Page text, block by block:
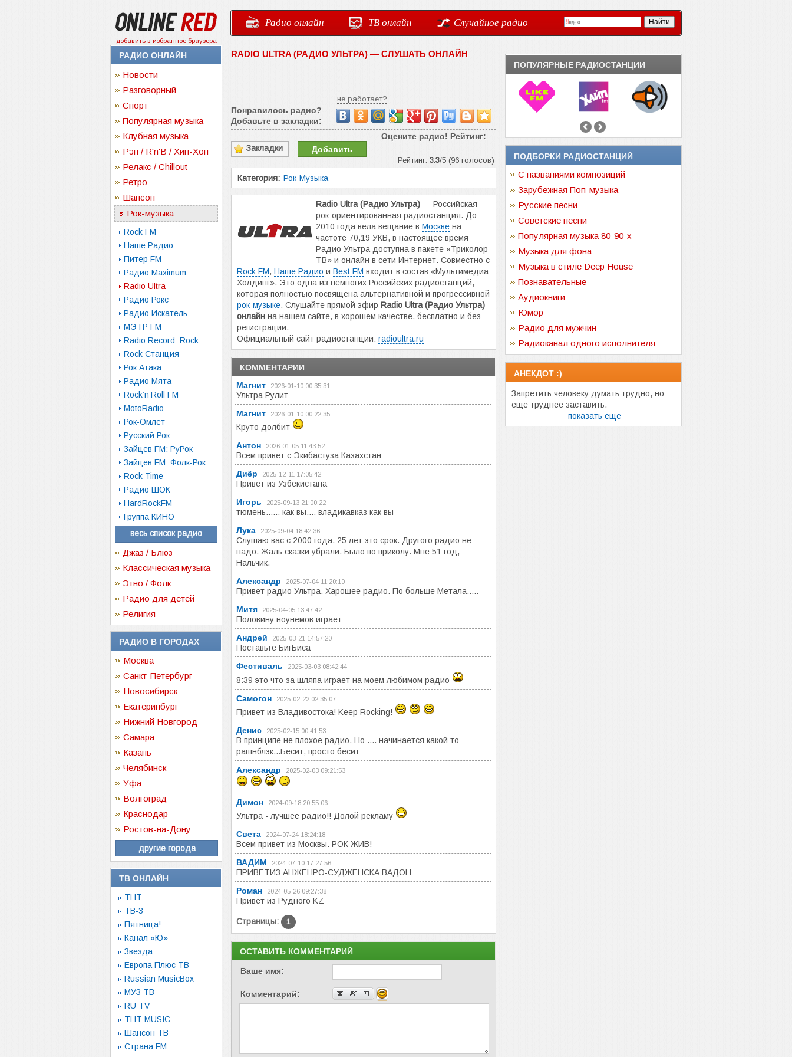
добавить в избранное браузера
Радио онлайн ТВ онлайн Случайное радио
РАДИО ОНЛАЙН
Новости
Разговорный
Спорт
Популярная музыка
Клубная музыка
Рэп / R'n'B / Хип-Хоп
Релакс / Chillout
Ретро
Шансон
Рок-музыка
Rock FM
Наше Радио
Питер FM
Радио Maximum
Radio Ultra
Радио Рокс
Радио Искатель
МЭТР FM
Radio Record: Rock
Rock Станция
Рок Атака
Радио Мята
Rock’n’Roll FM
MotoRadio
Рок-Омлет
Русский Рок
Зайцев FM: РуРок
Зайцев FM: Фолк-Рок
Rock Time
Радио ШОК
HardRockFM
Группа КИНО
весь список радио
Джаз / Блюз
Классическая музыка
Этно / Фолк
Радио для детей
Религия
РАДИО В ГОРОДАХ
Москва
Санкт-Петербург
Новосибирск
Екатеринбург
Нижний Новгород
Самара
Казань
Челябинск
Уфа
Волгоград
Краснодар
Ростов-на-Дону
другие города
ТВ ОНЛАЙН
ТНТ
ТВ-3
Пятница!
Канал «Ю»
Звезда
Европа Плюс ТВ
Russian MusicBox
МУЗ ТВ
RU TV
ТНТ MUSIC
Шансон ТВ
Страна FM
RADIO ULTRA (РАДИО УЛЬТРА) — СЛУШАТЬ ОНЛАЙН
не работает?
Понравилось радио?
Добавьте в закладки:
Оцените радио! Рейтинг:
Рейтинг: 3.3/5 (96 голосов)
Закладки Добавить
Категория: Рок-Музыка
Radio Ultra (Радио Ультра) — Российская
рок-ориентированная радиостанция. До
2010 года вела вещание в Москве на
частоте 70,19 УКВ, в настоящее время
Радио Ультра доступна в пакете «Триколор
ТВ» и онлайн в сети Интернет. Совместно с
Rock FM, Наше Радио и Best FM входит в состав «Мультимедиа
Холдинг». Это одна из немногих Российских радиостанций,
которая полностью посвящена альтернативной и прогрессивной
рок-музыке. Слушайте прямой эфир Radio Ultra (Радио Ультра)
онлайн на нашем сайте, в хорошем качестве, бесплатно и без
регистрации.
Официальный сайт радиостанции: radioultra.ru
КОММЕНТАРИИ
Магнит
2026-01-10 00:35:31
Ультра Рулит
Магнит
2026-01-10 00:22:35
Круто долбит
Антон
2026-01-05 11:43:52
Всем привет с Экибастуза Казахстан
Диёр
2025-12-11 17:05:42
Привет из Узбекистана
Игорь
2025-09-13 21:00:22
тюмень...... как вы.... владикавказ как вы
Лука
2025-09-04 18:42:36
Слушаю вас с 2000 года. 25 лет это срок. Другого радио не
надо. Жаль сказки убрали. Было по приколу. Мне 51 год,
Нальчик.
Александр
2025-07-04 11:20:10
Привет радио Ультра. Харошее радио. По больше Метала.....
Митя
2025-04-05 13:47:42
Половину ноунемов играет
Андрей
2025-03-21 14:57:20
Поставьте БигБиса
Фестиваль
2025-03-03 08:42:44
8:39 это что за шляпа играет на моем любимом радио
Самогон
2025-02-22 02:35:07
Привет из Владивостока! Keep Rocking!
Денис
2025-02-15 00:41:53
В принципе не плохое радио. Но .... начинается какой то
рашнблэк...Бесит, просто бесит
Александр
2025-02-03 09:21:53
Димон 2024-09-18 20:55:06
Ультра - лучшее радио!! Долой рекламу
Света
2024-07-24 18:24:18
Всем привет из Москвы. РОК ЖИВ!
ВАДИМ
2024-07-10 17:27:56
ПРИВЕТИЗ АНЖЕНРО-СУДЖЕНСКА ВАДОН
Роман
2024-05-26 09:27:38
Привет из Рудного KZ
Страницы: 1
ОСТАВИТЬ КОММЕНТАРИЙ
Ваше имя:
Комментарий:
ПОПУЛЯРНЫЕ РАДИОСТАНЦИИ
ПОДБОРКИ РАДИОСТАНЦИЙ
С названиями композиций
Зарубежная Поп-музыка
Русские песни
Советские песни
Популярная музыка 80-90-х
Музыка для фона
Музыка в стиле Deep House
Познавательные
Аудиокниги
Юмор
Радио для мужчин
Радиоканал одного исполнителя
АНЕКДОТ :)
Запретить человеку думать трудно, но
еще труднее заставить.
показать еще